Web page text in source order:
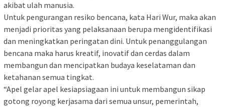
akibat ulah manusia.
Untuk pengurangan resiko bencana, kata Hari Wur, maka akan
menjadi prioritas yang pelaksanaan berupa mengidentifikasi
dan meningkatkan peringatan dini. Untuk penanggulangan
bencana maka harus kreatif, inovatif dan cerdas dalam
membangun dan mencipatkan budaya keselataman dan
ketahanan semua tingkat.
“Apel gelar apel kesiapsiagaan ini untuk membangun sikap
gotong royong kerjasama dari semua unsur, pemerintah,